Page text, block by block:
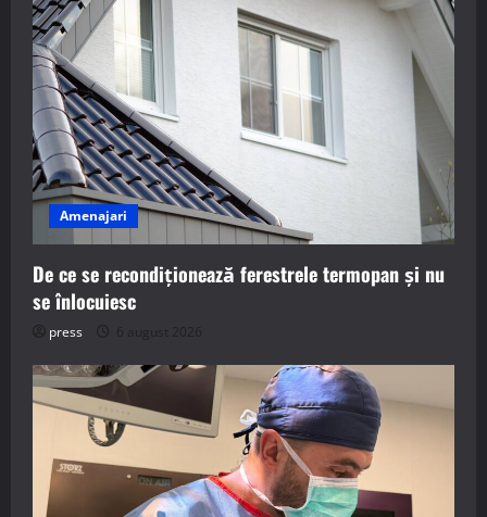
Amenajari
De ce se recondiționează ferestrele termopan și nu
se înlocuiesc
press 6 august 2026